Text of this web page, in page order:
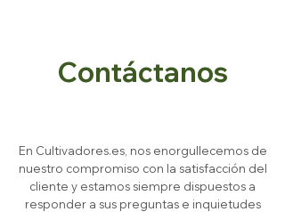
Contáctanos
En Cultivadores.es, nos enorgullecemos de
nuestro compromiso con la satisfacción del
cliente y estamos siempre dispuestos a
responder a sus preguntas e inquietudes